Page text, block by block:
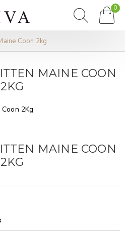
0
Coon 2kg
MAINE COON
2KG
MAINE COON
2KG